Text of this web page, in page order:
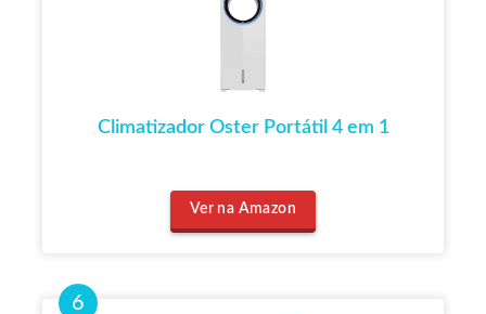
Climatizador Oster Portátil 4 em 1
Ver na Amazon